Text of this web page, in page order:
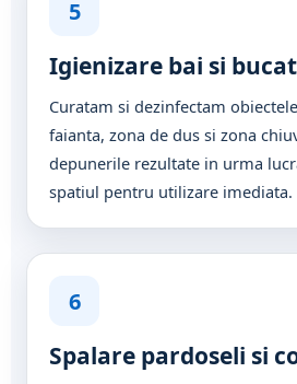
5
Igienizare bai si
Curatam si dezinfectam
faianta, zona de dus si zona
depunerile rezultate in urma
spatiul pentru utilizare imediata.
6
Spalare pardoseli si